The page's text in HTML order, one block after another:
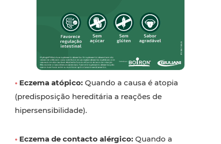
• Eczema atópico: Quando a causa é atopia
(predisposição hereditária a reações de
hipersensibilidade).
• Eczema de contacto alérgico: Quando a